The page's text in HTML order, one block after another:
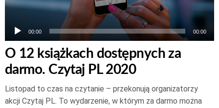
00:00 00:00
O 12 książkach dostępnych za
darmo. Czytaj PL 2020
Listopad to czas na czytanie – przekonują organizatorzy
akcji Czytaj PL. To wydarzenie, w którym za darmo można